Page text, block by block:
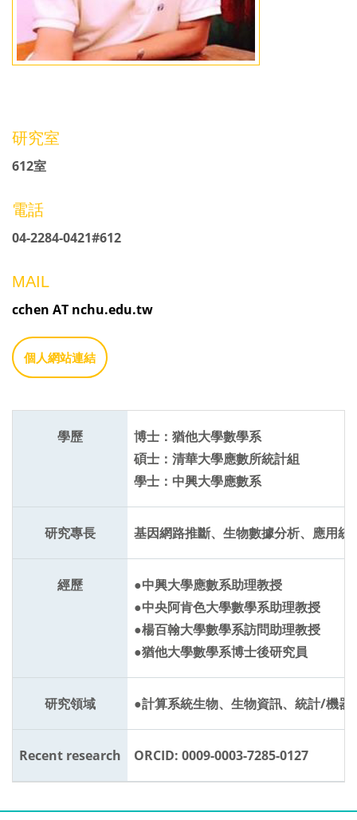
研究室
612室
電話
04-2284-0421#612
MAIL
cchen AT nchu.edu.tw
個人網站連結
學歷
博士：猶他大學數學系
碩士：清華大學應數所統計組
學士：中興大學應數系
研究專長 基因網路推斷、生物數據分析、應用統
經歷
●中興大學應數系助理教授
●中央阿肯色大學數學系助理教授
●楊百翰大學數學系訪問助理教授
●猶他大學數學系博士後研究員
研究領域 ●計算系統生物、生物資訊、統計/機器
Recent research ORCID: 0009-0003-7285-0127